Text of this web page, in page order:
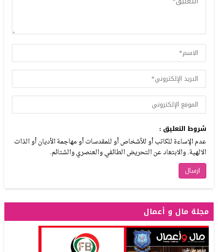
شروط التعليق :
عدم الإساءة للكاتب أو للأشخاص أو للمقدسات أو مهاجمة الأديان أو الذات
الالهية. والابتعاد عن التحريض الطائفي والعنصري والشتائم.
مجلة مال و أعمال